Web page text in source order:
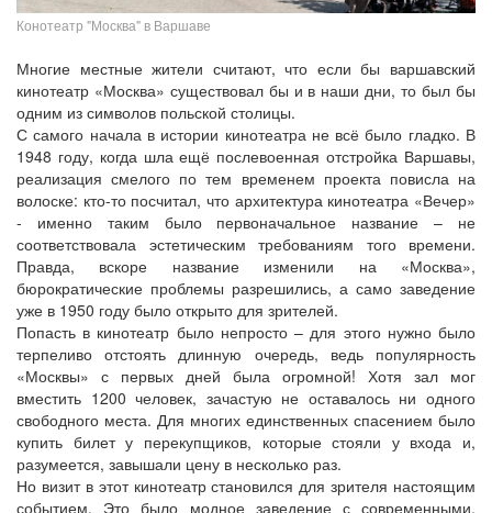
Конотеатр "Москва" в Варшаве
Многие местные жители считают, что если бы варшавский
кинотеатр «Москва» существовал бы и в наши дни, то был бы
одним из символов польской столицы.
С самого начала в истории кинотеатра не всё было гладко. В
1948 году, когда шла ещё послевоенная отстройка Варшавы,
реализация смелого по тем временем проекта повисла на
волоске: кто-то посчитал, что архитектура кинотеатра «Вечер»
- именно таким было первоначальное название – не
соответствовала эстетическим требованиям того времени.
Правда, вскоре название изменили на «Москва»,
бюрократические проблемы разрешились, а само заведение
уже в 1950 году было открыто для зрителей.
Попасть в кинотеатр было непросто – для этого нужно было
терпеливо отстоять длинную очередь, ведь популярность
«Москвы» с первых дней была огромной! Хотя зал мог
вместить 1200 человек, зачастую не оставалось ни одного
свободного места. Для многих единственных спасением было
купить билет у перекупщиков, которые стояли у входа и,
разумеется, завышали цену в несколько раз.
Но визит в этот кинотеатр становился для зрителя настоящим
событием. Это было модное заведение с современными,